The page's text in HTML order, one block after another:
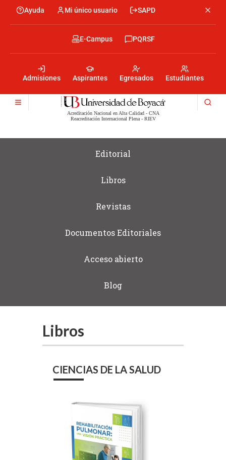
contenido
Menu
encabezado
Ayuda Mi único usuario SAPD
encabezado
Admisiones Aspirantes Egresados Estudiantes
Menu
encabezado
-
Derecha
E-Campus PQRSF
Menú
Acreditación Nacional en Alta Calidad - CNA
Reacreditación Internacional Plena - RIEV
Editorial
Libros
Revistas
Documentos Editoriales
Acceso abierto
Blog
Libros
CIENCIAS DE LA SALUD